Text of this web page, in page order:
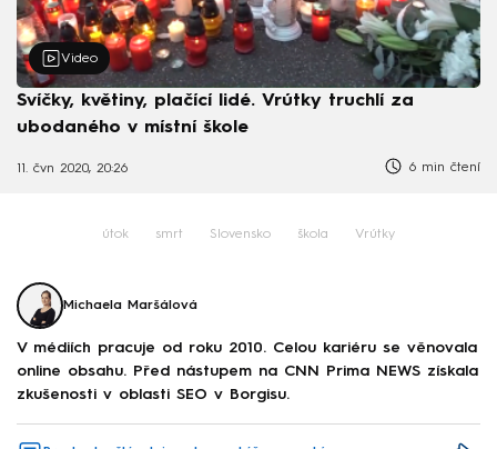
Video
Svíčky, květiny, plačící lidé. Vrútky truchlí za
ubodaného v místní škole
11. čvn 2020, 20:26 6 min čtení
útok smrt Slovensko škola Vrútky
Michaela Maršálová
V médiích pracuje od roku 2010. Celou kariéru se věnovala
online obsahu. Před nástupem na CNN Prima NEWS získala
zkušenosti v oblasti SEO v Borgisu.